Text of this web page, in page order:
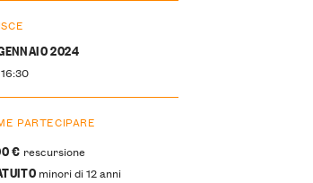
2024
PARTECIPARE
€ rescursione
minori di 12 anni